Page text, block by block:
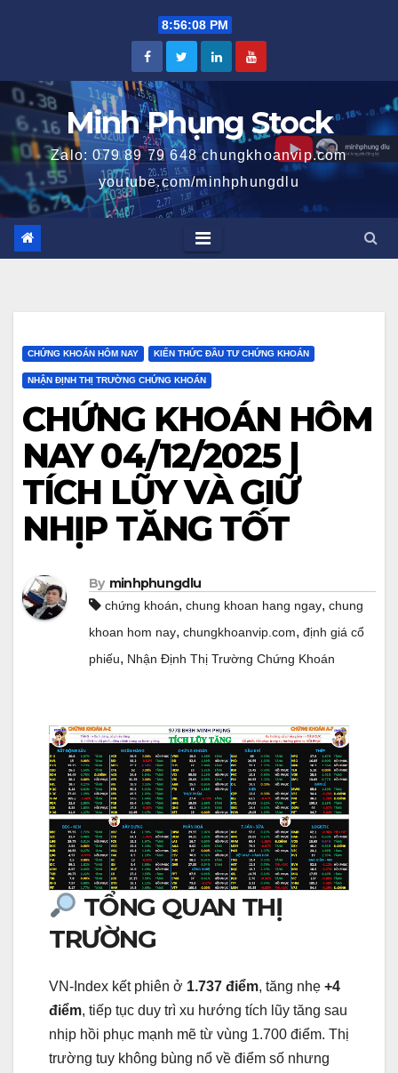
8:56:09 PM
Minh Phụng Stock
Zalo: 079 89 79 648 chungkhoanvip.com
youtube.com/minhphungdlu
CHỨNG KHOÁN HÔM NAY KIẾN THỨC ĐẦU TƯ CHỨNG KHOÁN
NHẬN ĐỊNH THỊ TRƯỜNG CHỨNG KHOÁN
CHỨNG KHOÁN HÔM
NAY 04/12/2025 |
TÍCH LŨY VÀ GIỮ
NHỊP TĂNG TỐT
By minhphungdlu
chứng khoán, chung khoan hang ngay, chung
khoan hom nay, chungkhoanvip.com, định giá cổ
phiếu, Nhận Định Thị Trường Chứng Khoán
TỔNG QUAN THỊ
TRƯỜNG
VN-Index kết phiên ở 1.737 điểm, tăng nhẹ +4
điểm, tiếp tục duy trì xu hướng tích lũy tăng sau
nhịp hồi phục mạnh mẽ từ vùng 1.700 điểm. Thị
trường tuy không bùng nổ về điểm số nhưng